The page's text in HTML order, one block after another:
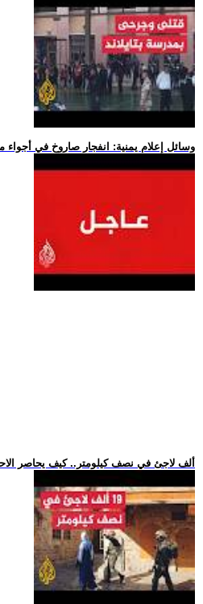
.. وسائل إعلام يمنية: انفجار صاروخ في
.. 19 ألف لاجئ في نصف كيلومتر.. كيف يحاصر